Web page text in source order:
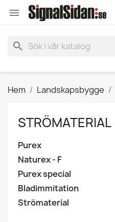

search
Hem Landskapsbygge
STRÖMATERIAL
Purex
Naturex - F
Purex special
Bladimmitation
Strömaterial